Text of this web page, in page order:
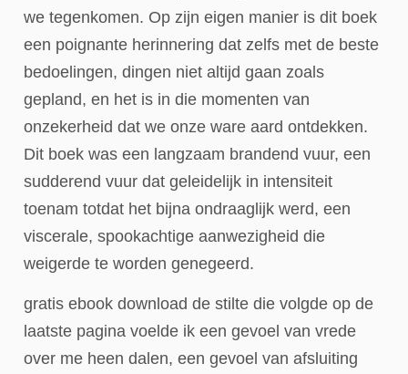
we tegenkomen. Op zijn eigen manier is dit boek
een poignante herinnering dat zelfs met de beste
bedoelingen, dingen niet altijd gaan zoals
gepland, en het is in die momenten van
onzekerheid dat we onze ware aard ontdekken.
Dit boek was een langzaam brandend vuur, een
sudderend vuur dat geleidelijk in intensiteit
toenam totdat het bijna ondraaglijk werd, een
viscerale, spookachtige aanwezigheid die
weigerde te worden genegeerd.
gratis ebook download de stilte die volgde op de
laatste pagina voelde ik een gevoel van vrede
over me heen dalen, een gevoel van afsluiting